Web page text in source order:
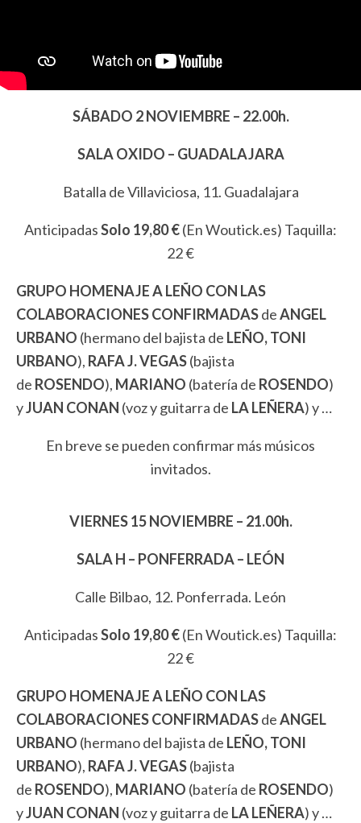
SÁBADO 2 NOVIEMBRE – 22.00h.
SALA OXIDO – GUADALAJARA
Batalla de Villaviciosa, 11. Guadalajara
AnticipadasSolo 19,80 €(En Woutick.es) Taquilla:
22 €
GRUPO HOMENAJE A LEÑO CON LAS
COLABORACIONES CONFIRMADASdeANGEL
URBANO (hermano del bajista de LEÑO, TONI
URBANO), RAFA J. VEGAS(bajista
de ROSENDO), MARIANO (batería de ROSENDO)
yJUAN CONAN (voz y guitarra de LA LEÑERA) y …
En breve se pueden confirmar más músicos
invitados.
VIERNES 15 NOVIEMBRE – 21.00h.
SALA H – PONFERRADA – LEÓN
Calle Bilbao, 12. Ponferrada. León
AnticipadasSolo 19,80 €(En Woutick.es) Taquilla:
22 €
GRUPO HOMENAJE A LEÑO CON LAS
COLABORACIONES CONFIRMADASdeANGEL
URBANO (hermano del bajista de LEÑO, TONI
URBANO), RAFA J. VEGAS(bajista
de ROSENDO), MARIANO (batería de ROSENDO)
yJUAN CONAN (voz y guitarra de LA LEÑERA) y …